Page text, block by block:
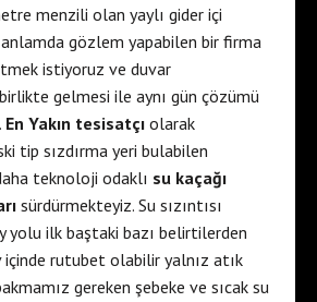
menzili olan yaylı gider içi
gözlem yapabilen bir firma
istiyoruz ve duvar
gelmesi ile aynı gün çözümü
En Yakın tesisatçı olarak
tip sızdırma yeri bulabilen
teknoloji odaklı su kaçağı
sürdürmekteyiz. Su sızıntısı
yolu ilk baştaki bazı belirtilerden
içinde rutubet olabilir yalnız atık
gereken şebeke ve sıcak su